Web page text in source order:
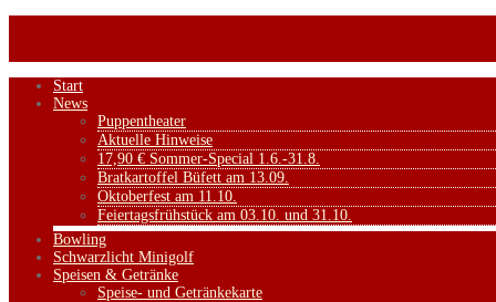
Start
News
Puppentheater
Aktuelle Hinweise
17,90 € Sommer-Special 1.6.-31.8.
Bratkartoffel Büfett am 13.09.
Oktoberfest am 11.10.
Feiertagsfrühstück am 03.10. und 31.10.
Bowling
Schwarzlicht Minigolf
Speisen & Getränke
Speise- und Getränkekarte